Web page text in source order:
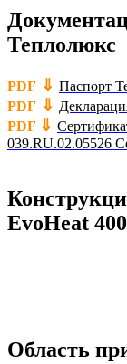
Теплолюкс
PDF ⇓ Паспорт
PDF ⇓
PDF ⇓
039.RU.02.05526
EvoHeat
Область